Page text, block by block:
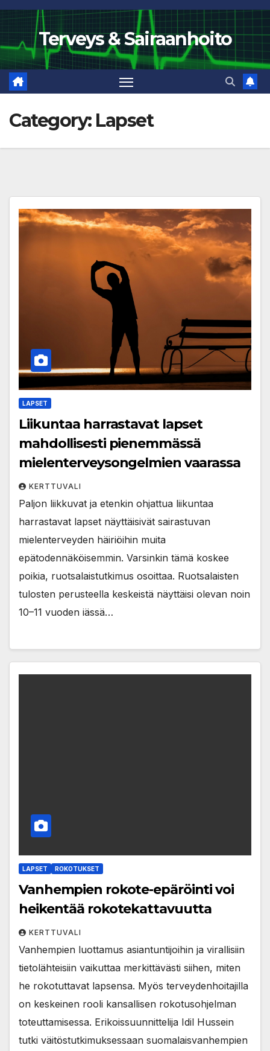
Skip
content Terveys & Sairaanhoito
Category: Lapset
LAPSET
Liikuntaa harrastavat lapset
mahdollisesti pienemmässä
mielenterveysongelmien vaarassa
KERTTUVALI
Paljon liikkuvat ja etenkin ohjattua liikuntaa
harrastavat lapset näyttäisivät sairastuvan
mielenterveyden häiriöihin muita
epätodennäköisemmin. Varsinkin tämä koskee
poikia, ruotsalaistutkimus osoittaa. Ruotsalaisten
tulosten perusteella keskeistä näyttäisi olevan noin
10–11 vuoden iässä…
LAPSET ROKOTUKSET
Vanhempien rokote-epäröinti voi
heikentää rokotekattavuutta
KERTTUVALI
Vanhempien luottamus asiantuntijoihin ja virallisiin
tietolähteisiin vaikuttaa merkittävästi siihen, miten
he rokotuttavat lapsensa. Myös terveydenhoitajilla
on keskeinen rooli kansallisen rokotusohjelman
toteuttamisessa. Erikoissuunnittelija Idil Hussein
tutki väitöstutkimuksessaan suomalaisvanhempien